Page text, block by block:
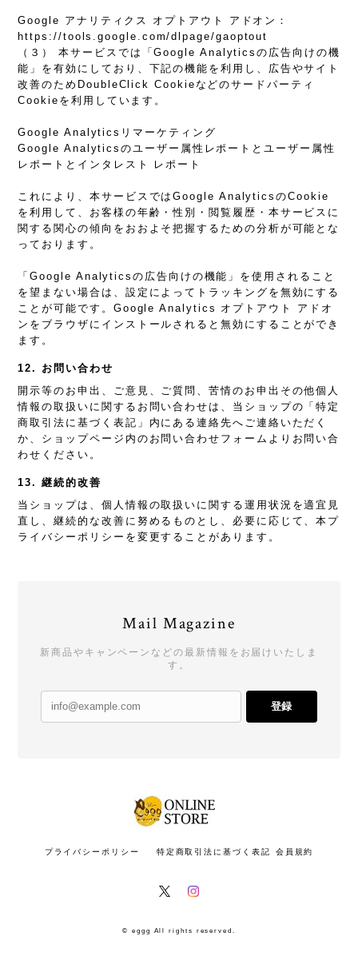
Google アナリティクス オプトアウト アドオン：
https://tools.google.com/dlpage/gaoptout
（３） 本サービスでは「Google Analyticsの広告向けの機
能」を有効にしており、下記の機能を利用し、広告やサイト
改善のためDoubleClick Cookieなどのサードパーティ
Cookieを利用しています。
Google Analyticsリマーケティング
Google Analyticsのユーザー属性レポートとユーザー属性
レポートとインタレスト レポート
これにより、本サービスではGoogle AnalyticsのCookie
を利用して、お客様の年齢・性別・閲覧履歴・本サービスに
関する関心の傾向をおおよそ把握するための分析が可能とな
っております。
「Google Analyticsの広告向けの機能」を使用されること
を望まない場合は、設定によってトラッキングを無効にする
ことが可能です。Google Analytics オプトアウト アドオ
ンをブラウザにインストールされると無効にすることができ
ます。
12. お問い合わせ
開示等のお申出、ご意見、ご質問、苦情のお申出その他個人
情報の取扱いに関するお問い合わせは、当ショップの「特定
商取引法に基づく表記」内にある連絡先へご連絡いただく
か、ショップページ内のお問い合わせフォームよりお問い合
わせください。
13. 継続的改善
当ショップは、個人情報の取扱いに関する運用状況を適宜見
直し、継続的な改善に努めるものとし、必要に応じて、本プ
ライバシーポリシーを変更することがあります。
Mail Magazine
新商品やキャンペーンなどの最新情報をお届けいたしま
す。
登録
プライバシーポリシー 特定商取引法に基づく表記 会員規約
© eggg All rights reserved.